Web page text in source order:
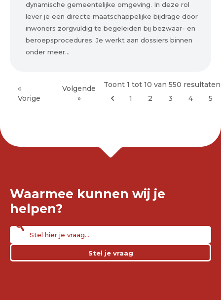
dynamische gemeentelijke omgeving. In deze rol
lever je een directe maatschappelijke bijdrage door
inwoners zorgvuldig te begeleiden bij bezwaar- en
beroepsprocedures. Je werkt aan dossiers binnen
onder meer...
«
Vorige
Volgende
»
Toont 1 tot 10 van 550 resultaten
1
2 3 4 5
Waarmee kunnen wij je
helpen?
Stel je vraag